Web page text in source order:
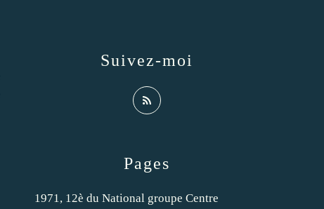
Pages
1971, 12è du National groupe Centre
Suivez-moi